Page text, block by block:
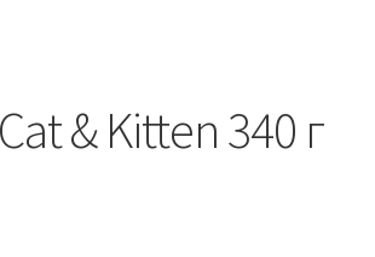
& Kitten 340 г